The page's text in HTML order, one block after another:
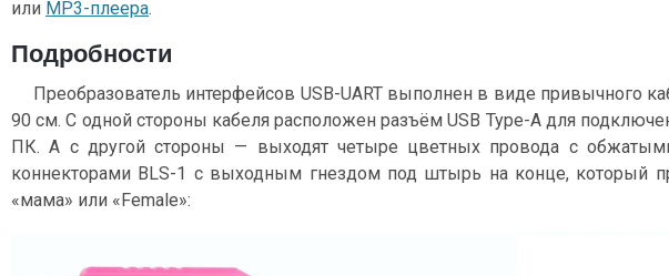
или MP3-плеера.
Подробности
Преобразователь интерфейсов USB-UART выполнен в виде привычного
90 см. С одной стороны кабеля расположен разъём USB Type-A для
ПК. А с другой стороны — выходят четыре цветных провода с
коннекторами BLS-1 с выходным гнездом под штырь на конце, который
«мама» или «Female»: